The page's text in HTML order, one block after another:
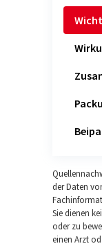
der Daten
Sie dienen
oder zu
einen Arzt